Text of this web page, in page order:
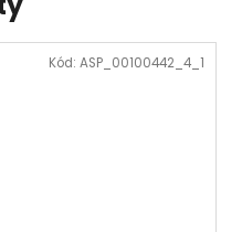
Kód: ASP_00100442_4_1